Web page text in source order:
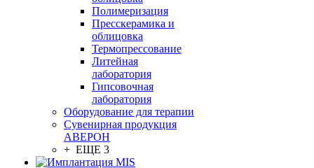
Полимеризация
Пресскерамика и
облицовка
Термопрессование
Литейная
лаборатория
Гипсовочная
лаборатория
Оборудование для терапии
Сувенирная продукция
АВЕРОН
+ ЕЩЕ 3